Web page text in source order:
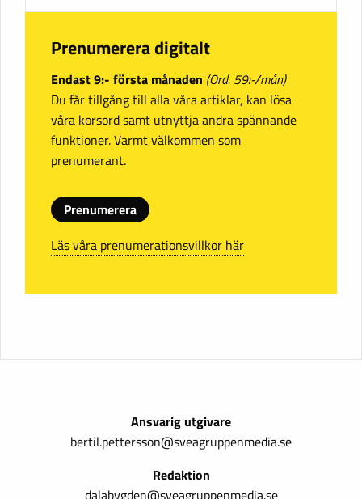
Prenumerera digitalt
Endast 9:- första månaden (Ord. 59:-/mån)
Du får tillgång till alla våra artiklar, kan lösa
våra korsord samt utnyttja andra spännande
funktioner. Varmt välkommen som
prenumerant.
Prenumerera
Läs våra prenumerationsvillkor här
Ansvarig utgivare
bertil.pettersson@sveagruppenmedia.se
Redaktion